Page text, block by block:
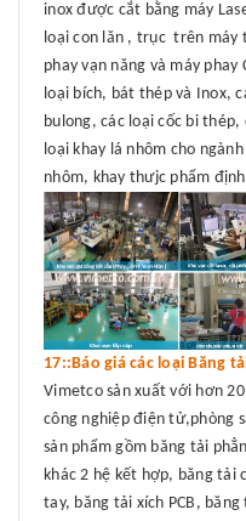
inox được cắt bằng máy
loại con lăn , trục trên máy
phay vạn năng và máy phay
loại bích, bát thép và Inox,
bulong, các loại cốc bi
loại khay lá nhôm cho
nhôm, khay thưjc phẩm
17::Báo giá các loại Băng
Vimetco sản xuất với hơn
công nghiệp điện tử,phòng
sản phẩm gồm băng tải
khác 2 hệ kết hợp, băng tải
tay, băng tải xích PCB,